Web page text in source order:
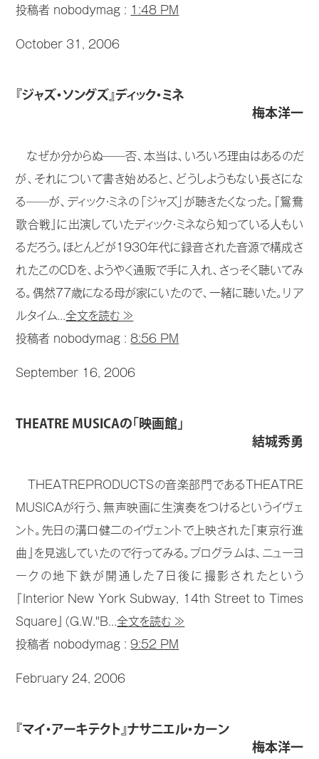
投稿者 nobodymag : 1:48 PM
October 31, 2006
『ジャズ・ソングズ』ディック・ミネ
梅本洋一
なぜか分からぬ──否、本当は、いろいろ理由はあるのだ
が、それについて書き始めると、どうしようもない長さにな
る──が、ディック・ミネの「ジャズ」が聴きたくなった。『鴛鴦
歌合戦』に出演していたディック・ミネなら知っている人もい
るだろう。ほとんどが1930年代に録音された音源で構成さ
れたこのＣＤを、ようやく通販で手に入れ、さっそく聴いてみ
る。偶然77歳になる母が家にいたので、一緒に聴いた。リア
ルタイム...全文を読む ≫
投稿者 nobodymag :8:56 PM
September 16, 2006
THEATRE MUSICAの「映画館」
結城秀勇
THEATREPRODUCTSの音楽部門であるTHEATRE
MUSICAが行う、無声映画に生演奏をつけるというイヴェ
ント。先日の溝口健二のイヴェントで上映された『東京行進
曲』を見逃していたので行ってみる。プログラムは、ニューヨ
ークの地下鉄が開通した7日後に撮影されたという
『Interior New York Subway, 14th Street to Times
Square』（G.W."B...全文を読む ≫
投稿者 nobodymag :9:52 PM
February 24, 2006
『マイ・アーキテクト』ナサニエル・カーン
梅本洋一